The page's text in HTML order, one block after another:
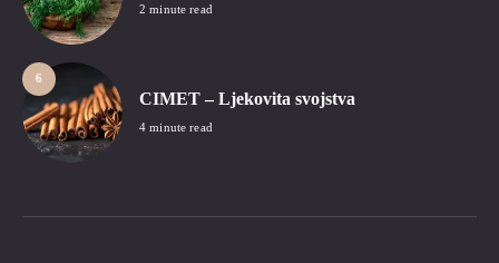
2 minute read
6
CIMET – Ljekovita svojstva
4 minute read